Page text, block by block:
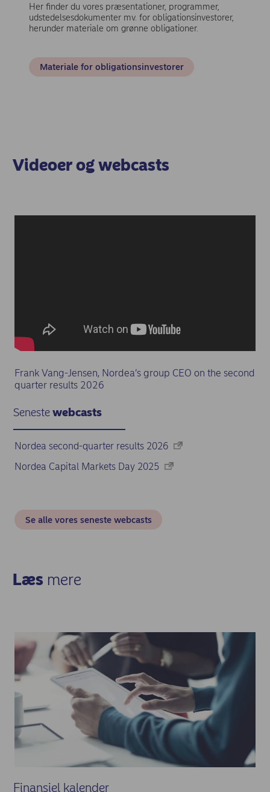
Her finder du vores præsentationer, programmer,
udstedelsesdokumenter mv. for obligationsinvestorer,
herunder materiale om grønne obligationer.
Materiale for obligationsinvestorer
Videoer og webcasts
Frank Vang-Jensen, Nordea’s group CEO on the second
quarter results 2026
Senestewebcasts
Nordea second-quarter results 2026
Nordea Capital Markets Day 2025
Se alle vores seneste webcasts
Læs mere
Finansiel kalender